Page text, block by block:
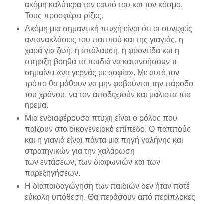
ακόμη καλύτερα τον εαυτό του και τον κόσμο.
Τους προσφέρει ρίζες.
Ακόμη μια σημαντική πτυχή είναι ότι οι συνεχείς
αντανακλάσεις του παππού και της γιαγιάς, η
χαρά για ζωή, η απόλαυση, η φροντίδα και η
στήριξη βοηθά τα παιδιά να κατανοήσουν τι
σημαίνει «να γερνάς με σοφία». Με αυτό τον
τρόπο θα μάθουν να μην φοβούνται την πάροδο
του χρόνου, να τον αποδεχτούν και μάλιστα πιο
ήρεμα.
Μια ενδιαφέρουσα πτυχή είναι ο ρόλος που
παίζουν στο οικογενειακό επίπεδο. Ο παππούς
και η γιαγιά είναι πάντα μια πηγή γαλήνης και
στρατηγικών για την χαλάρωση
των εντάσεων, των διαφωνιών και των
παρεξηγήσεων.
Η διαπαιδαγώγηση των παιδιών δεν ήταν ποτέ
εύκολη υπόθεση. Θα περάσουν από περίπλοκες